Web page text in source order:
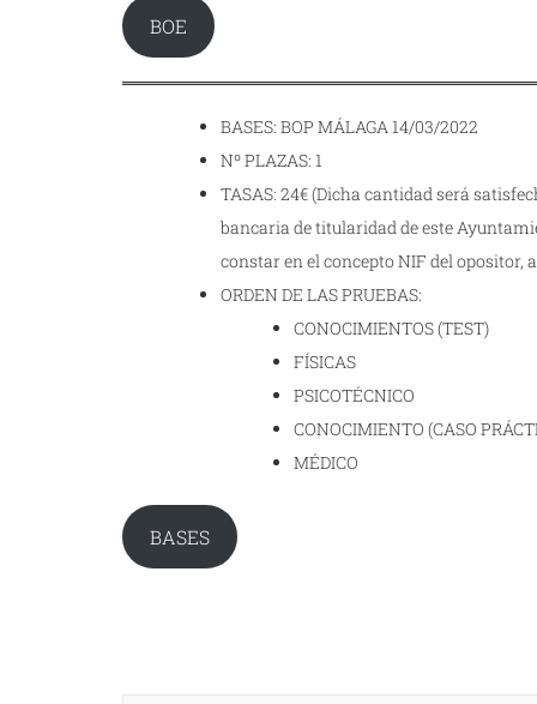
BOE
BASES: BOP MÁLAGA 14/03/2022
Nº PLAZAS: 1
TASAS: 24€ (Dicha cantidad será
bancaria de titularidad de este
constar en el concepto NIF del opositor,
ORDEN DE LAS PRUEBAS:
CONOCIMIENTOS (TEST)
FÍSICAS
PSICOTÉCNICO
CONOCIMIENTO (CASO
MÉDICO
BASES